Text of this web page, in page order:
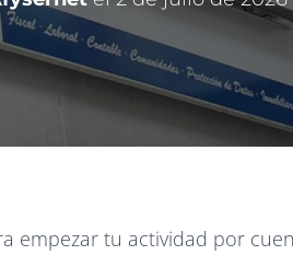
empezar tu actividad por